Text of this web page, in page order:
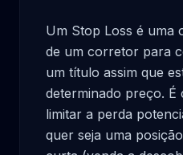
Um Stop Loss é uma
de um corretor para
um título assim que
determinado preço. É
limitar a perda
quer seja uma